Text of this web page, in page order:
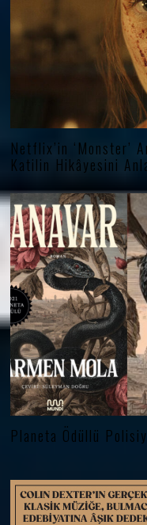
Netflix’in ‘Monster’
Katilin Hikâyesini
Planeta Ödüllü